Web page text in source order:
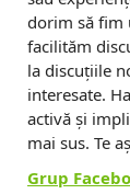
dorim să fim
facilităm
la discuțiile
interesate.
activă și
mai sus. Te
Grup